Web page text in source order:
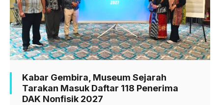
Kabar Gembira, Museum Sejarah
Tarakan Masuk Daftar 118 Penerima
DAK Nonfisik 2027